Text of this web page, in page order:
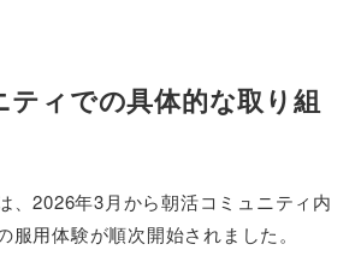
ティでの具体的な取り組
、2026年3月から朝活コミュニティ内
服用体験が順次開始されました。